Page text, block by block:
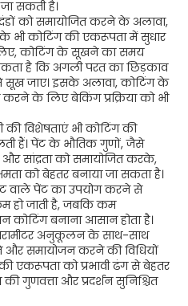
सकती है।
को समायोजित करने के अलावा,
भी कोटिंग की एकरूपता में सुधार
कोटिंग के सूखने का समय
है कि अगली परत का छिड़काव
सूख जाए। इसके अलावा, कोटिंग के
के लिए बेकिंग प्रक्रिया को भी
की विशेषताएं भी कोटिंग की
हैं। पेंट के भौतिक गुणों, जैसे
और सांद्रता को समायोजित करके,
को बेहतर बनाया जा सकता है।
वाले पेंट का उपयोग करने से
हो जाती है, जबकि कम
कोटिंग बनाना आसान होता है।
अनुकूलन के साथ-साथ
और समायोजन करने की विधियों
एकरूपता को प्रभावी ढंग से बेहतर
गुणवत्ता और प्रदर्शन सुनिश्चित